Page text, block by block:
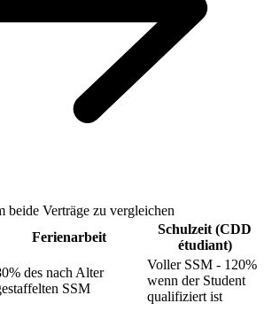
beide Verträge zu vergleichen
Ferienarbeit
Schulzeit (CDD
étudiant)
des nach Alter
SSM
Voller SSM - 120%
wenn der Student
qualifiziert ist